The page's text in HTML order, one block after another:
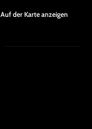
Auf der Karte anzeigen